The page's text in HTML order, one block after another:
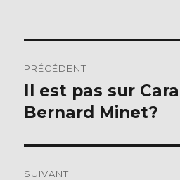
de
l’article
PRÉCÉDENT
Publication
précédente :
Il est pas sur
Bernard Minet?
SUIVANT